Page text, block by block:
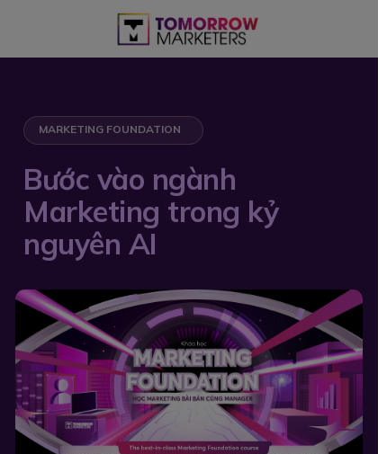
MARKETING FOUNDATION
Bước vào ngành
Marketing trong kỷ
nguyên AI